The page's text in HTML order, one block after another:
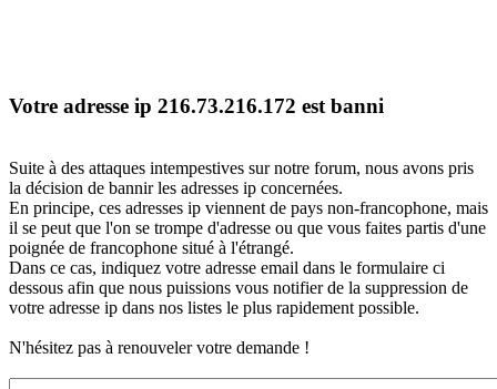
Votre adresse ip 216.73.216.172 est banni
Suite à des attaques intempestives sur notre forum, nous avons pris
la décision de bannir les adresses ip concernées.
En principe, ces adresses ip viennent de pays non-francophone, mais
il se peut que l'on se trompe d'adresse ou que vous faites partis d'une
poignée de francophone situé à l'étrangé.
Dans ce cas, indiquez votre adresse email dans le formulaire ci
dessous afin que nous puissions vous notifier de la suppression de
votre adresse ip dans nos listes le plus rapidement possible.
N'hésitez pas à renouveler votre demande !